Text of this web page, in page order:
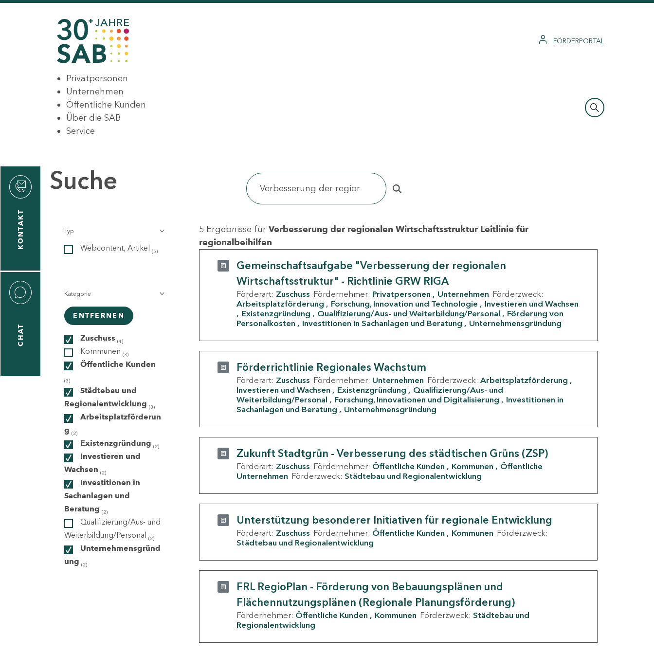
FÖRDERPORTAL
Privatpersonen
Unternehmen
Öffentliche Kunden
Über die SAB
Service
KONTAKT
CHAT
Suche
Typ
Webcontent, Artikel (5)
Kategorie
ENTFERNEN
Zuschuss (4)
Kommunen (3)
Öffentliche Kunden
(3)
Städtebau und
Regionalentwicklung (3)
Arbeitsplatzförderun
g (2)
Existenzgründung (2)
Investieren und
Wachsen (2)
Investitionen in
Sachanlagen und
Beratung (2)
Qualifizierung/Aus- und
Weiterbildung/Personal (2)
Unternehmensgründ
ung (2)
5 Ergebnisse für Verbesserung der regionalen Wirtschaftsstruktur Leitlinie für
regionalbeihilfen
Gemeinschaftsaufgabe "Verbesserung der regionalen
Wirtschaftsstruktur" - Richtlinie GRW RIGA
Förderart: Zuschuss Fördernehmer: Privatpersonen Unternehmen Förderzweck:
Arbeitsplatzförderung
Forschung, Innovation und Technologie
Investieren und Wachsen
Existenzgründung
Qualifizierung/Aus- und Weiterbildung/Personal
Förderung von
Personalkosten
Investitionen in Sachanlagen und Beratung Unternehmensgründung
Förderrichtlinie Regionales Wachstum
Förderart: Zuschuss Fördernehmer: Unternehmen Förderzweck: Arbeitsplatzförderung
Investieren und Wachsen
Existenzgründung
Qualifizierung/Aus- und
Weiterbildung/Personal
Forschung, Innovationen und Digitalisierung
Investitionen in
Sachanlagen und Beratung
Unternehmensgründung
Zukunft Stadtgrün - Verbesserung des städtischen Grüns (ZSP)
Förderart: Zuschuss Fördernehmer: Öffentliche Kunden Kommunen
Öffentliche
Unternehmen Förderzweck: Städtebau und Regionalentwicklung
Unterstützung besonderer Initiativen für regionale Entwicklung
Förderart: Zuschuss Fördernehmer: Öffentliche Kunden Kommunen Förderzweck:
Städtebau und Regionalentwicklung
FRL RegioPlan - Förderung von Bebauungsplänen und
Flächennutzungsplänen (Regionale Planungsförderung)
Fördernehmer: Öffentliche Kunden Kommunen Förderzweck: Städtebau und
Regionalentwicklung